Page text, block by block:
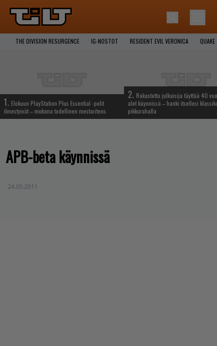
THE DIVISION RESURGENCE IG-NOSTOT RESIDENT EVIL VERONICA QUAKE
1. Elokuun PlayStation Plus Essential -pelit
ilmestyivät – mukana todellinen mestariteos
2. Rakastettu julkaisija täyttää 40
alet käynnissä – hanki itsellesi
pikkurahalla
APB-beta käynnissä
24.05.2011